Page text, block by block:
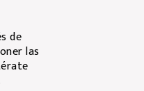
de
las